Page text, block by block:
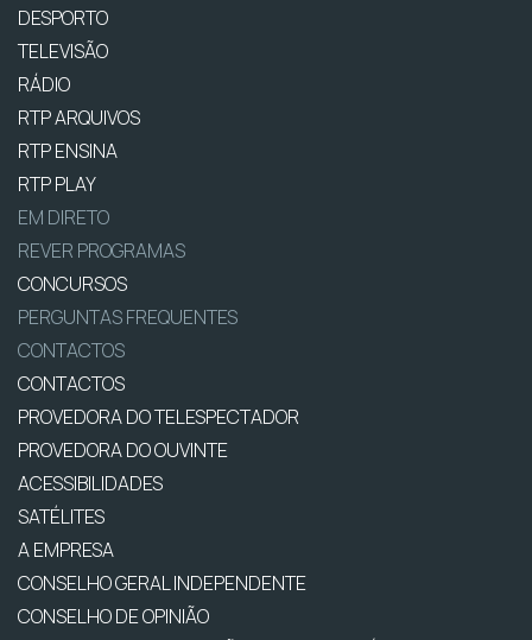
DESPORTO
TELEVISÃO
RÁDIO
RTP ARQUIVOS
RTP ENSINA
RTP PLAY
EM DIRETO
REVER PROGRAMAS
CONCURSOS
PERGUNTAS FREQUENTES
CONTACTOS
CONTACTOS
PROVEDORA DO TELESPECTADOR
PROVEDORA DO OUVINTE
ACESSIBILIDADES
SATÉLITES
A EMPRESA
CONSELHO GERAL INDEPENDENTE
CONSELHO DE OPINIÃO